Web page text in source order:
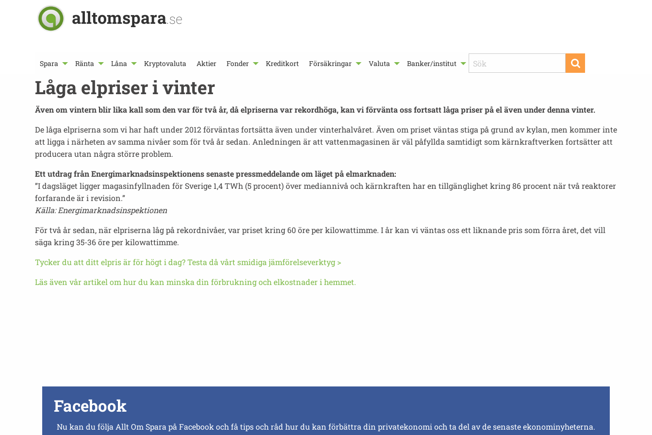
alltomspara.se
Spara Ränta Låna Kryptovaluta Aktier Fonder Kreditkort Försäkringar Valuta Banker/institut
Låga elpriser i vinter
Även om vintern blir lika kall som den var för två år, då elpriserna var rekordhöga, kan vi förvänta oss fortsatt låga priser på el även under denna vinter.
De låga elpriserna som vi har haft under 2012 förväntas fortsätta även under vinterhalvåret. Även om priset väntas stiga på grund av kylan, men kommer inte
att ligga i närheten av samma nivåer som för två år sedan. Anledningen är att vattenmagasinen är väl påfyllda samtidigt som kärnkraftverken fortsätter att
producera utan några större problem.
Ett utdrag från Energimarknadsinspektionens senaste pressmeddelande om läget på elmarknaden:
”I dagsläget ligger magasinfyllnaden för Sverige 1,4 TWh (5 procent) över mediannivå och kärnkraften har en tillgänglighet kring 86 procent när två reaktorer
forfarande är i revision.”
Källa: Energimarknadsinspektionen
För två år sedan, när elpriserna låg på rekordnivåer, var priset kring 60 öre per kilowattimme. I år kan vi väntas oss ett liknande pris som förra året, det vill
säga kring 35-36 öre per kilowattimme.
Tycker du att ditt elpris är för högt i dag? Testa då vårt smidiga jämförelseverktyg >
Läs även vår artikel om hur du kan minska din förbrukning och elkostnader i hemmet.
Facebook
Nu kan du följa Allt Om Spara på Facebook och få tips och råd hur du kan förbättra din privatekonomi och ta del av de senaste ekonominyheterna.